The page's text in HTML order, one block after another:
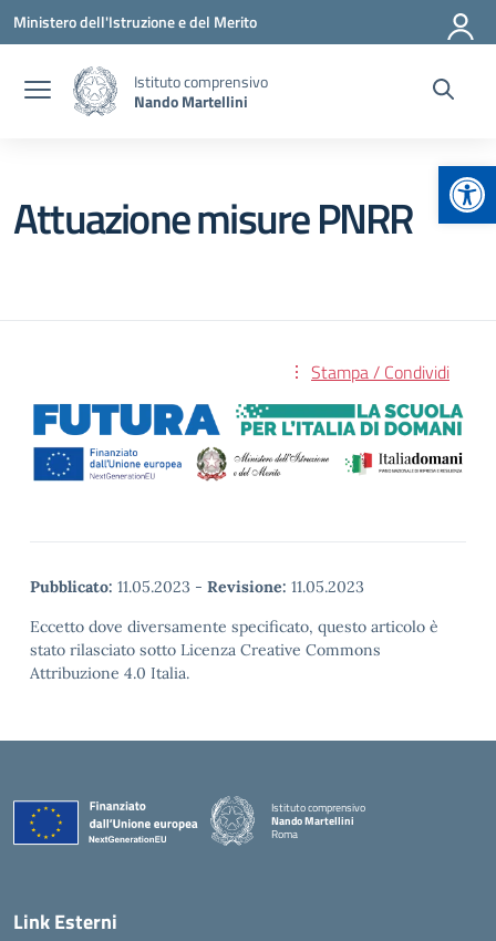
Vai ai contenuti
Vai al menu di navigazione
Vai al footer
Ministero dell'Istruzione e del Merito
Istituto comprensivo
Nando Martellini
Attuazione misure PNRR
Stampa / Condividi
Pubblicato: 11.05.2023 - Revisione: 11.05.2023
Eccetto dove diversamente specificato, questo articolo è
stato rilasciato sotto Licenza Creative Commons
Attribuzione 4.0 Italia.
Istituto comprensivo
Nando Martellini
Roma
Link Esterni